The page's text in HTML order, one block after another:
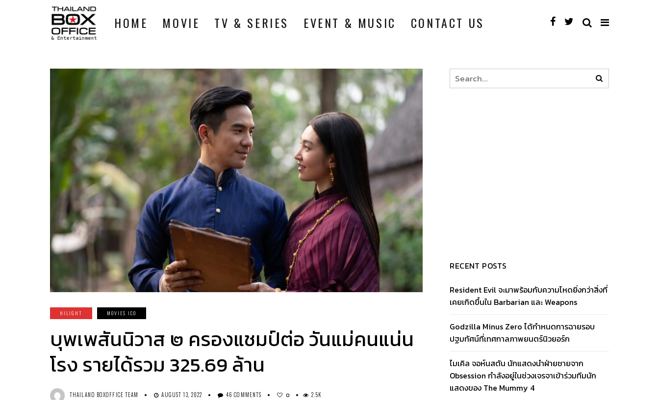
HOME MOVIE TV & SERIES EVENT & MUSIC CONTACT US
HILIGHT MOVIES ICO
บุพเพสันนิวาส ๒ ครองแชมป์ต่อ วันแม่คนแน่น
โรง รายได้รวม 325.69 ล้าน
THAILAND BOXOFFICE TEAM AUGUST 13, 2022 46 COMMENTS 0 2.5K
RECENT POSTS
Resident Evil จะมาพร้อมกับความโหดยิ่งกว่าสิ่งที่
เคยเกิดขึ้นใน Barbarian และ Weapons
Godzilla Minus Zero ได้กำหนดการฉายรอบ
ปฐมทัศน์ที่เทศกาลภาพยนตร์นิวยอร์ก
ไมเคิล จอห์นสตัน นักแสดงนำฝ่ายชายจาก
Obsession กำลังอยู่ในช่วงเจรจาเข้าร่วมทีมนัก
แสดงของ The Mummy 4